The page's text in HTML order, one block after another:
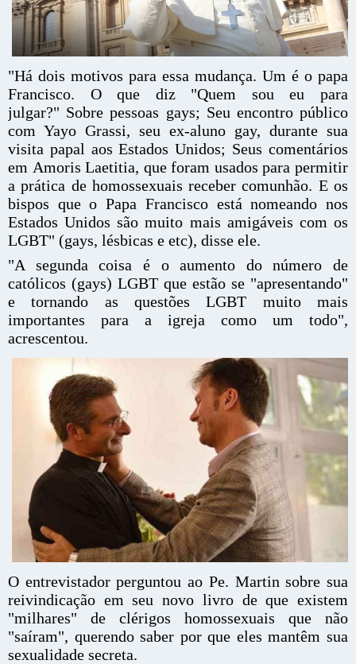
"Há dois motivos para essa mudança. Um é o papa
Francisco. O que diz "Quem sou eu para
julgar?" Sobre pessoas gays; Seu encontro público
com Yayo Grassi, seu ex-aluno gay, durante sua
visita papal aos Estados Unidos; Seus comentários
em Amoris Laetitia, que foram usados ​​para permitir
a prática de homossexuais receber comunhão. E os
bispos que o Papa Francisco está nomeando nos
Estados Unidos são muito mais amigáveis ​​com os
LGBT" (gays, lésbicas e etc), disse ele.
"A segunda coisa é o aumento do número de
católicos (gays) LGBT que estão se "apresentando"
e tornando as questões LGBT muito mais
importantes para a igreja como um todo",
acrescentou.
O entrevistador perguntou ao Pe. Martin sobre sua
reivindicação em seu novo livro de que existem
"milhares" de clérigos homossexuais que não
"saíram", querendo saber por que eles mantêm sua
sexualidade secreta.